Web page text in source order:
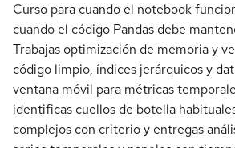
Curso para cuando el notebook
cuando el código Pandas debe
Trabajas optimización de memoria y
código limpio, índices jerárquicos y
ventana móvil para métricas
identificas cuellos de botella
complejos con criterio y entregas